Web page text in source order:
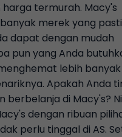
termurah. Macy's
merek yang
dapat dengan mudah
pun yang Anda
lebih
Apakah Anda
berbelanja di Macy's?
dengan ribuan
perlu tinggal di AS.